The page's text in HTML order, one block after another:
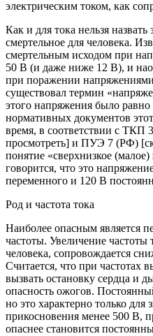
электрическим током, как
Как и для тока нельзя
смертельное для человека.
смертельным исходом при
50 В (и даже ниже 12 В), и
при поражении напряжениями
существовал термин
этого напряжения было
нормативных документов
время, в соответствии с ТКП
просмотреть] и ПУЭ 7 (РФ)
понятие «сверхнизкое
говорится, что это
переменного и 120 В
Род и частота тока
Наиболее опасным является
частоты. Увеличение частоты
человека, сопровождается
Считается, что при частотах
вызвать остановку сердца и
опасность ожогов.
но это характерно только для
прикосновения менее 500 В,
опаснее становится